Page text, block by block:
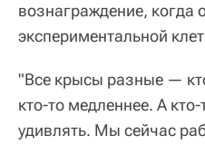
вознаграждение, когда
экспериментальной
"Все крысы разные —
кто-то медленнее. А кто-
удивлять. Мы сейчас